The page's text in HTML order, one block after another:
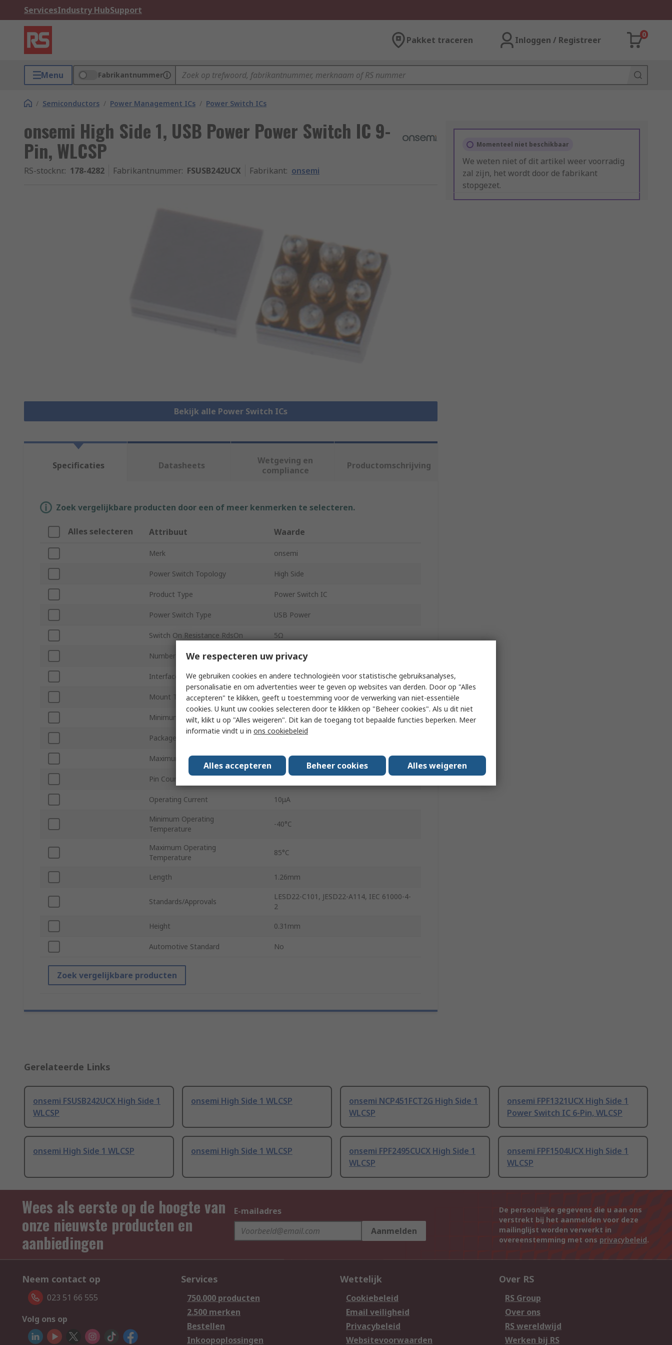
ServicesIndustry HubSupport
Pakket traceren Inloggen / Registreer
0
Menu Fabrikantnummer
/ Semiconductors / Power Management ICs / Power Switch ICs
onsemi High Side 1, USB Power Power Switch IC 9-
Pin, WLCSP
RS-stocknr.: 178-4282 Fabrikantnummer: FSUSB242UCX Fabrikant: onsemi
Bekijk alle Power Switch ICs
Momenteel niet beschikbaar
We weten niet of dit artikel weer voorradig
zal zijn, het wordt door de fabrikant
stopgezet.
Specificaties Datasheets
Wetgeving en
compliance
Productomschrijving
Zoek vergelijkbare producten door een of meer kenmerken te selecteren.
Alles selecteren Attribuut Waarde
Merk onsemi
Power Switch Topology High Side
Product Type Power Switch IC
Power Switch Type USB Power
Switch On Resistance RdsOn 5Ω
Number of Inputs 1
Interface Type USB
Mount Type Surface
Minimum Supply Voltage 2.7V
Package Type
Maximum Supply Voltage 5.5V
Pin Count
Operating Current 10μA
Minimum Operating
Temperature
-40°C
Maximum Operating
Temperature
85°C
Length 1.26mm
Standards/Approvals
LESD22-C101, JESD22-A114, IEC 61000-4-
2
Height 0.31mm
Automotive Standard No
Zoek vergelijkbare producten
Gerelateerde Links
onsemi FSUSB242UCX High Side 1
WLCSP
onsemi High Side 1 WLCSP
onsemi NCP451FCT2G High Side 1
WLCSP
onsemi FPF1321UCX High Side 1
Power Switch IC 6-Pin, WLCSP
onsemi High Side 1 WLCSP onsemi High Side 1 WLCSP
onsemi FPF2495CUCX High Side 1
WLCSP
onsemi FPF1504UCX High Side 1
WLCSP
Wees als eerste op de hoogte van
onze nieuwste producten en
aanbiedingen
E-mailadres
Aanmelden
De persoonlijke gegevens die u aan ons
verstrekt bij het aanmelden voor deze
mailinglijst worden verwerkt in
overeenstemming met ons privacybeleid.
Neem contact op
023 51 66 555
Volg ons op
Services
750.000 producten
2.500 merken
Bestellen
Inkoopoplossingen
Wettelijk
Cookiebeleid
Email veiligheid
Privacybeleid
Websitevoorwaarden
Over RS
RS Group
Over ons
RS wereldwijd
Werken bij RS
We respecteren uw privacy
We gebruiken cookies en andere technologieën voor statistische gebruiksanalyses,
personalisatie en om advertenties weer te geven op websites van derden. Door op "Alles
accepteren" te klikken, geeft u toestemming voor de verwerking van niet-essentiële
cookies. U kunt uw cookies selecteren door te klikken op "Beheer cookies". Als u dit niet
wilt, klikt u op "Alles weigeren". Dit kan de toegang tot bepaalde functies beperken. Meer
informatie vindt u in ons cookiebeleid
Alles accepteren Beheer cookies Alles weigeren